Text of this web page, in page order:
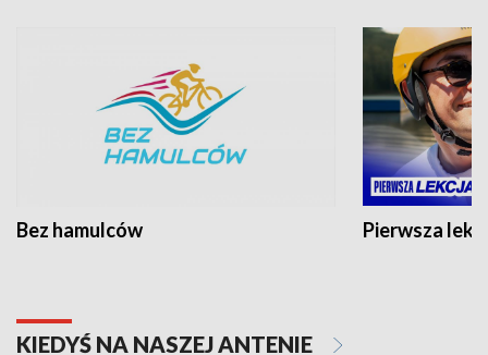
Bez hamulców Pierwsza
KIEDYŚ NA NASZEJ ANTENIE